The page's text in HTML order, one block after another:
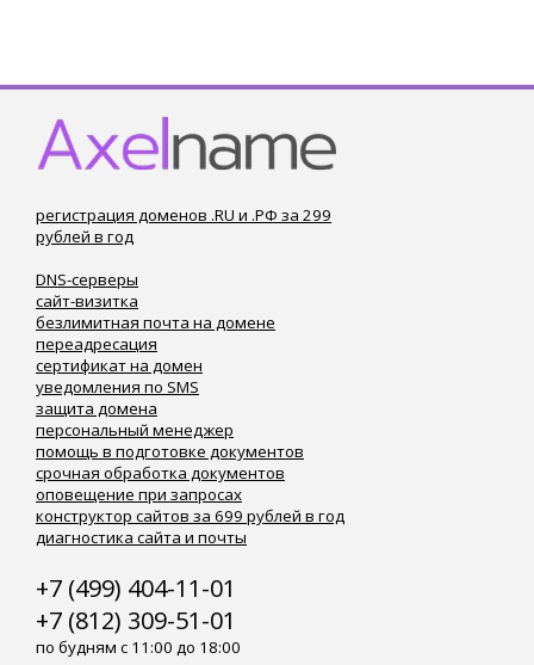
регистрация доменов .RU и .РФ за 299
рублей в год
DNS-серверы
сайт-визитка
безлимитная почта на домене
переадресация
сертификат на домен
уведомления по SMS
защита домена
персональный менеджер
помощь в подготовке документов
срочная обработка документов
оповещение при запросах
конструктор сайтов за 699 рублей в год
диагностика сайта и почты
+7 (499) 404-11-01
+7 (812) 309-51-01
по будням с 11:00 до 18:00